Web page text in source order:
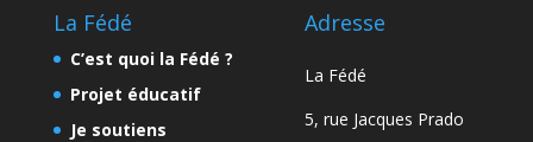
La Fédé
C’est quoi la Fédé ?
Projet éducatif
Je soutiens
Adresse
La Fédé
5, rue Jacques Prado